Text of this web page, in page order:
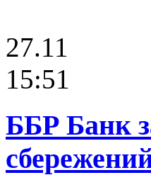
27.11
15:51
ББР Банк